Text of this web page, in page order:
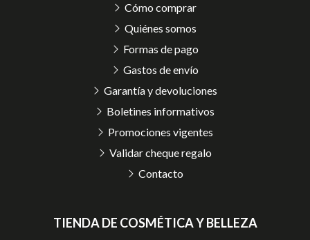
TIENDA DE COSMÉTICA Y BELLEZA
Cómo comprar
Quiénes somos
Formas de pago
Gastos de envío
Garantía y devoluciones
Boletines informativos
Promociones vigentes
Validar cheque regalo
Contacto